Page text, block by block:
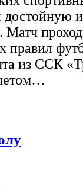
Матч
правил
из ССК